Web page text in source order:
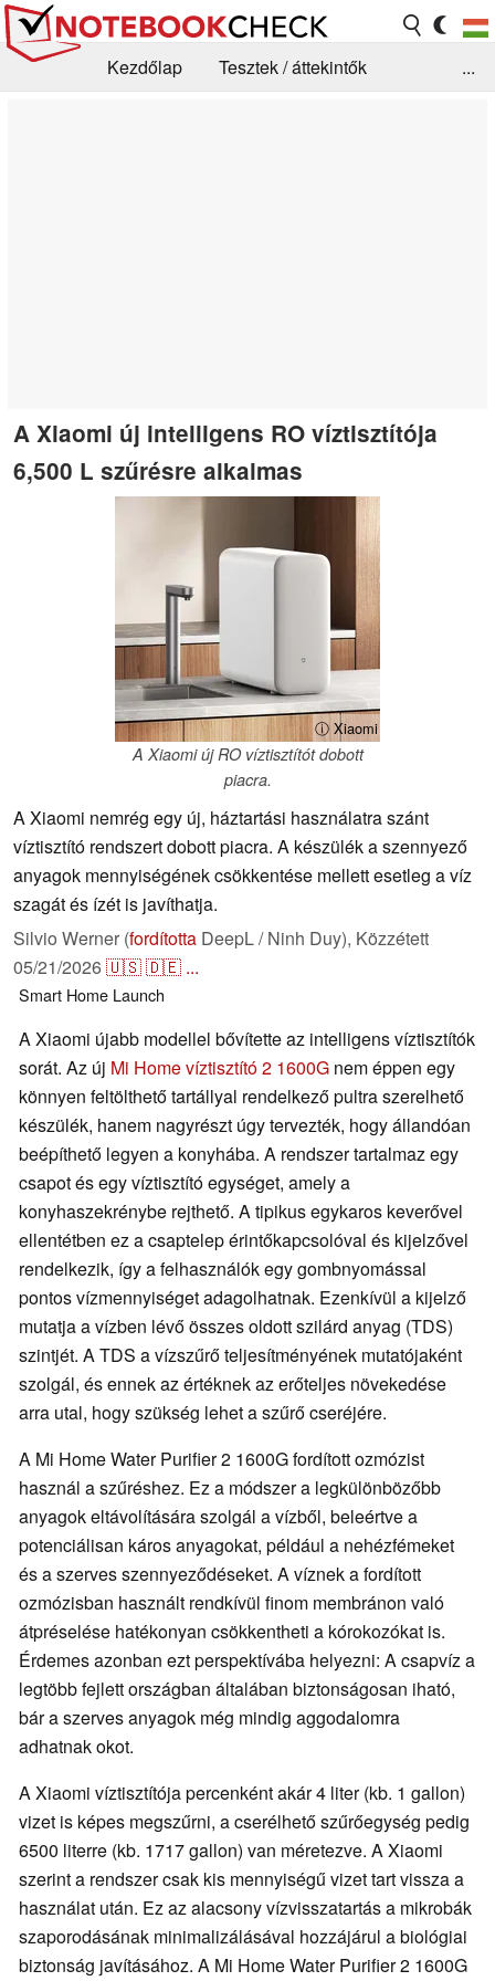
Kezdőlap
Tesztek / áttekintők
...
A Xiaomi új intelligens RO víztisztítója
6,500 L szűrésre alkalmas
ⓘ Xiaomi
A Xiaomi új RO víztisztítót dobott
piacra.
A Xiaomi nemrég egy új, háztartási használatra szánt
víztisztító rendszert dobott piacra. A készülék a szennyező
anyagok mennyiségének csökkentése mellett esetleg a víz
szagát és ízét is javíthatja.
Silvio Werner (fordította DeepL / Ninh Duy), Közzétett
05/21/2026🇺🇸🇩🇪 ...
Smart Home Launch
A Xiaomi újabb modellel bővítette az intelligens víztisztítók
sorát. Az új Mi Home víztisztító 2 1600G nem éppen egy
könnyen feltölthető tartállyal rendelkező pultra szerelhető
készülék, hanem nagyrészt úgy tervezték, hogy állandóan
beépíthető legyen a konyhába. A rendszer tartalmaz egy
csapot és egy víztisztító egységet, amely a
konyhaszekrénybe rejthető. A tipikus egykaros keverővel
ellentétben ez a csaptelep érintőkapcsolóval és kijelzővel
rendelkezik, így a felhasználók egy gombnyomással
pontos vízmennyiséget adagolhatnak. Ezenkívül a kijelző
mutatja a vízben lévő összes oldott szilárd anyag (TDS)
szintjét. A TDS a vízszűrő teljesítményének mutatójaként
szolgál, és ennek az értéknek az erőteljes növekedése
arra utal, hogy szükség lehet a szűrő cseréjére.
A Mi Home Water Purifier 2 1600G fordított ozmózist
használ a szűréshez. Ez a módszer a legkülönbözőbb
anyagok eltávolítására szolgál a vízből, beleértve a
potenciálisan káros anyagokat, például a nehézfémeket
és a szerves szennyeződéseket. A víznek a fordított
ozmózisban használt rendkívül finom membránon való
átpréselése hatékonyan csökkentheti a kórokozókat is.
Érdemes azonban ezt perspektívába helyezni: A csapvíz a
legtöbb fejlett országban általában biztonságosan iható,
bár a szerves anyagok még mindig aggodalomra
adhatnak okot.
A Xiaomi víztisztítója percenként akár 4 liter (kb. 1 gallon)
vizet is képes megszűrni, a cserélhető szűrőegység pedig
6500 literre (kb. 1717 gallon) van méretezve. A Xiaomi
szerint a rendszer csak kis mennyiségű vizet tart vissza a
használat után. Ez az alacsony vízvisszatartás a mikrobák
szaporodásának minimalizálásával hozzájárul a biológiai
biztonság javításához. A Mi Home Water Purifier 2 1600G